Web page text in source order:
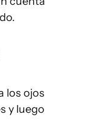
los ojos
y luego